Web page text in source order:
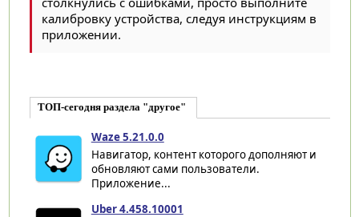
калибровку устройства, следуя инструкциям в
приложении.
ТОП-сегодня раздела "другое"
Waze 5.21.0.0
Навигатор, контент которого дополняют и
обновляют сами пользователи.
Приложение...
Uber 4.458.10001